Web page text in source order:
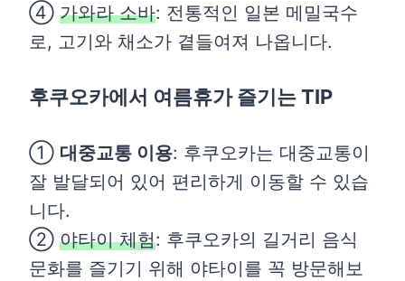
④ 가와라 소바: 전통적인 일본 메밀국수
로, 고기와 채소가 곁들여져 나옵니다.
후쿠오카에서 여름휴가 즐기는 TIP
① 대중교통 이용: 후쿠오카는 대중교통이
잘 발달되어 있어 편리하게 이동할 수 있습
니다.
② 야타이 체험: 후쿠오카의 길거리 음식
문화를 즐기기 위해 야타이를 꼭 방문해보